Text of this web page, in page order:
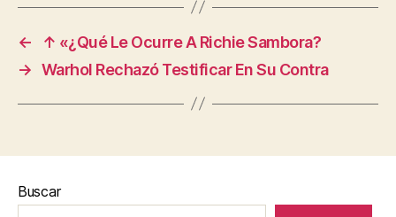
←
↑ «¿Qué Le Ocurre A Richie Sambora?
→ Warhol Rechazó Testificar En Su Contra
Buscar